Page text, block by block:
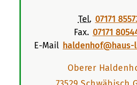
Tel. 07171
Fax. 07171
E-Mail
Oberer